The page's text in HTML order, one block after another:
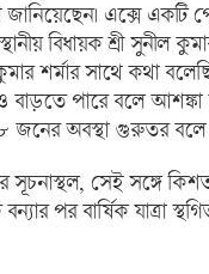
জানিয়েছেন। এক্সে একটি
বিধায়ক শ্রী সুনীল
শর্মার সাথে কথা
পারে বলে
জনের অবস্থা গুরুতর বলে
সূচনাস্থল, সেই সঙ্গে
পর বার্ষিক যাত্রা